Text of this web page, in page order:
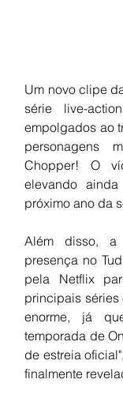
Um novo clipe
série live-
empolgados ao
personagens
Chopper! O
elevando
próximo ano da
Além disso, a
presença no
pela Netflix
principais séries
enorme, já
temporada de
de estreia
finalmente